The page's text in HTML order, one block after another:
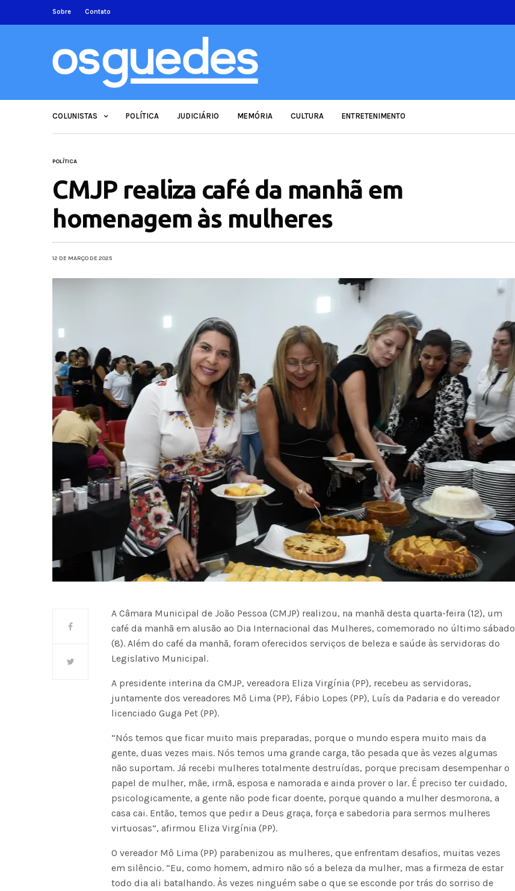
Sobre Contato
COLUNISTAS POLÍTICA JUDICIÁRIO MEMÓRIA CULTURA ENTRETENIMENTO
POLÍTICA
CMJP realiza café da manhã em
homenagem às mulheres
12 DE MARÇO DE 2025
A Câmara Municipal de João Pessoa (CMJP) realizou, na manhã desta quarta-feira (12), um
café da manhã em alusão ao Dia Internacional das Mulheres, comemorado no último sábado
(8). Além do café da manhã, foram oferecidos serviços de beleza e saúde às servidoras do
Legislativo Municipal.
A presidente interina da CMJP, vereadora Eliza Virgínia (PP), recebeu as servidoras,
juntamente dos vereadores Mô Lima (PP), Fábio Lopes (PP), Luís da Padaria e do vereador
licenciado Guga Pet (PP).
“Nós temos que ficar muito mais preparadas, porque o mundo espera muito mais da
gente, duas vezes mais. Nós temos uma grande carga, tão pesada que às vezes algumas
não suportam. Já recebi mulheres totalmente destruídas, porque precisam desempenhar o
papel de mulher, mãe, irmã, esposa e namorada e ainda prover o lar. É preciso ter cuidado,
psicologicamente, a gente não pode ficar doente, porque quando a mulher desmorona, a
casa cai. Então, temos que pedir a Deus graça, força e sabedoria para sermos mulheres
virtuosas”, afirmou Eliza Virgínia (PP).
O vereador Mô Lima (PP) parabenizou as mulheres, que enfrentam desafios, muitas vezes
em silêncio. “Eu, como homem, admiro não só a beleza da mulher, mas a firmeza de estar
todo dia ali batalhando. Às vezes ninguém sabe o que se esconde por trás do sorriso de